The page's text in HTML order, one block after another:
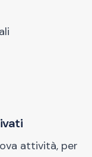
attività, per